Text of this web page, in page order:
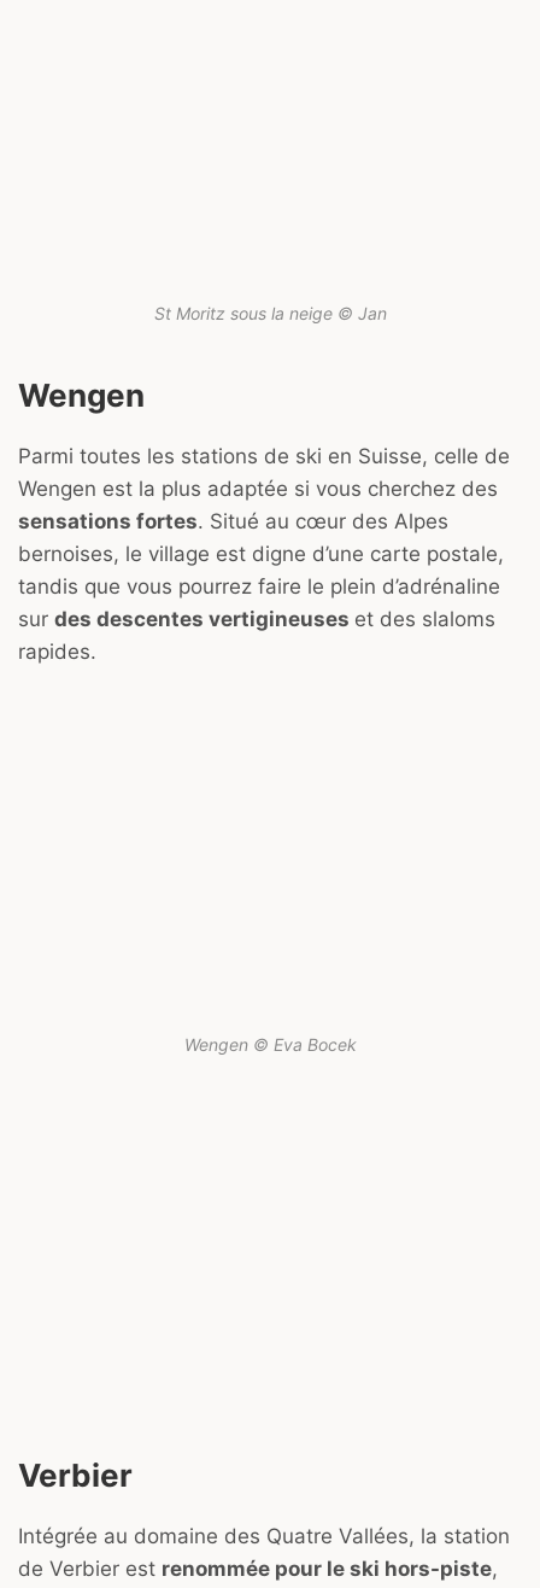
St Moritz sous la neige © Jan
Wengen
Parmi toutes les stations de ski en Suisse, celle de
Wengen est la plus adaptée si vous cherchez des
sensations fortes. Situé au cœur des Alpes
bernoises, le village est digne d’une carte postale,
tandis que vous pourrez faire le plein d’adrénaline
sur des descentes vertigineuses et des slaloms
rapides.
Wengen © Eva Bocek
Verbier
Intégrée au domaine des Quatre Vallées, la station
de Verbier est renommée pour le ski hors-piste,